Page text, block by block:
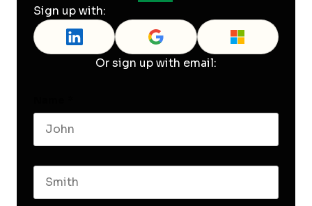
Sign up with:
Or sign up with email: